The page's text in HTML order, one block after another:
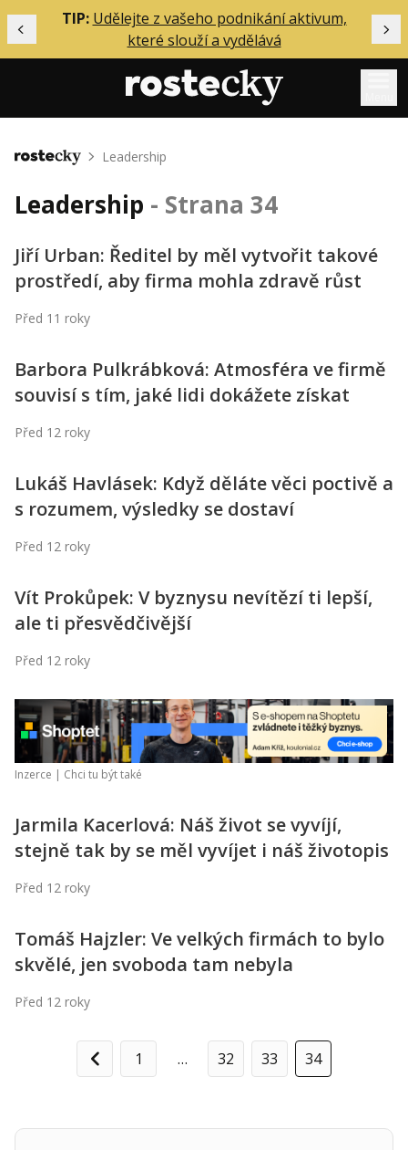
Předchozí
TIP: Udělejte z vašeho podnikání aktivum,
které slouží a vydělává
Mentoring
Solo
Akce
Inzerce
O mně
Přihlášení
Obchodní podmínky
Hledaná fráze
Domů Leadership
Leadership - Strana 34
Jiří Urban: Ředitel by měl vytvořit takové
prostředí, aby firma mohla zdravě růst
Před 11 roky
Barbora Pulkrábková: Atmosféra ve firmě
souvisí s tím, jaké lidi dokážete získat
Před 12 roky
Lukáš Havlásek: Když děláte věci poctivě a
s rozumem, výsledky se dostaví
Před 12 roky
Vít Prokůpek: V byznysu nevítězí ti lepší,
ale ti přesvědčivější
Před 12 roky
Inzerce | Chci tu být také
Jarmila Kacerlová: Náš život se vyvíjí,
stejně tak by se měl vyvíjet i náš životopis
Před 12 roky
Tomáš Hajzler: Ve velkých firmách to bylo
skvělé, jen svoboda tam nebyla
Před 12 roky
Předchozí
1 … 32 33 34